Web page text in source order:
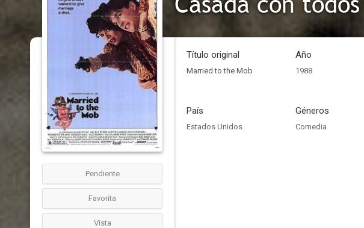
Pendiente
Favorita
Vista
Título original
Married to the Mob
Año
1988
País
Estados Unidos
Géneros
Comedia